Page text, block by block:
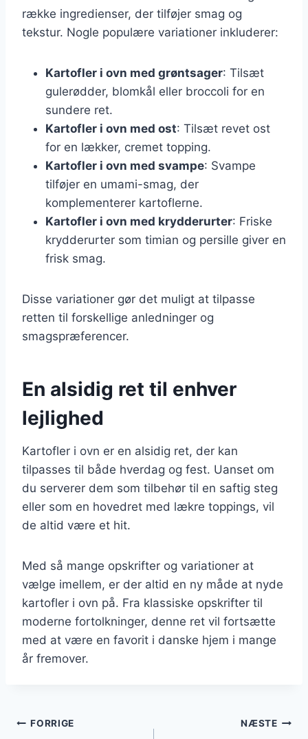
række ingredienser, der tilføjer smag og
tekstur. Nogle populære variationer inkluderer:
Kartofler i ovn med grøntsager: Tilsæt
gulerødder, blomkål eller broccoli for en
sundere ret.
Kartofler i ovn med ost: Tilsæt revet ost
for en lækker, cremet topping.
Kartofler i ovn med svampe: Svampe
tilføjer en umami-smag, der
komplementerer kartoflerne.
Kartofler i ovn med krydderurter: Friske
krydderurter som timian og persille giver en
frisk smag.
Disse variationer gør det muligt at tilpasse
retten til forskellige anledninger og
smagspræferencer.
En alsidig ret til enhver
lejlighed
Kartofler i ovn er en alsidig ret, der kan
tilpasses til både hverdag og fest. Uanset om
du serverer dem som tilbehør til en saftig steg
eller som en hovedret med lækre toppings, vil
de altid være et hit.
Med så mange opskrifter og variationer at
vælge imellem, er der altid en ny måde at nyde
kartofler i ovn på. Fra klassiske opskrifter til
moderne fortolkninger, denne ret vil fortsætte
med at være en favorit i danske hjem i mange
år fremover.
Indlægsnavigation
FORRIGE NÆSTE